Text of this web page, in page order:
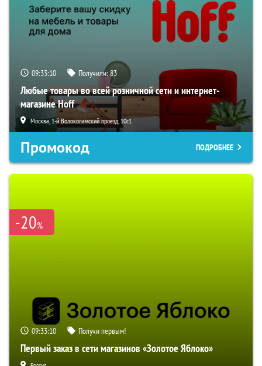
09:33:09 Получили:83
Любые товары во всей розничной сети и интернет-
магазине Hoff
Москва, 1-й Волоколамский проезд, 10с1
Промокод ПОДРОБНЕЕ
-20%
09:33:09 Получи первым!
Первый заказ в сети магазинов «Золотое Яблоко»